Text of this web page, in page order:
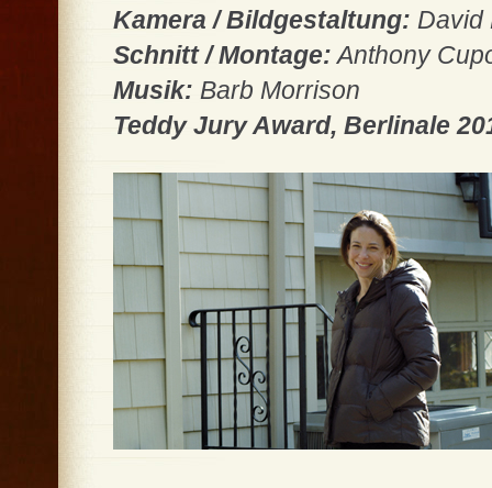
Kamera / Bildgestaltung: David
Schnitt / Montage:Anthony
Musik: Barb Morrison
Teddy Jury Award, Berlinale